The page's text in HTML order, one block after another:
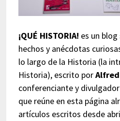
¡QUÉ HISTORIA! es un
hechos y anécdotas
lo largo de la Historia (la
Historia), escrito por
conferenciante y
que reúne en esta página
artículos escritos desde